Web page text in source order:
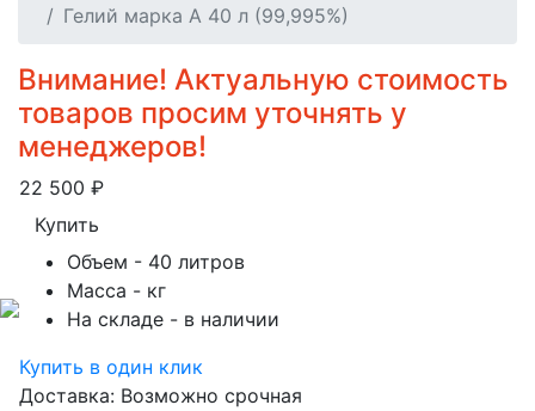
Гелий марка А 40 л (99,995%)
Внимание! Актуальную стоимость
товаров просим уточнять у
менеджеров!
22 500 ₽
Купить
Объем - 40 литров
Масса - кг
На складе - в наличии
Купить в один клик
Доставка: Возможно срочная